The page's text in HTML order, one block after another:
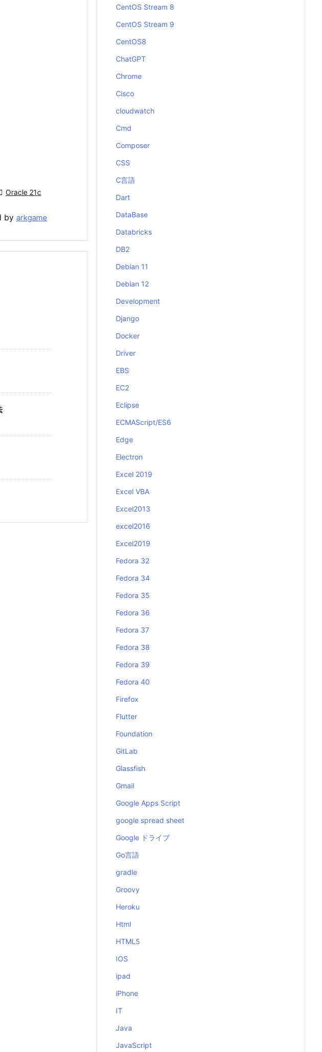
Oracle 21c
by arkgame
CentOS Stream 8
CentOS Stream 9
CentOS8
ChatGPT
Chrome
Cisco
cloudwatch
Cmd
Composer
CSS
C言語
Dart
DataBase
Databricks
DB2
Debian 11
Debian 12
Development
Django
Docker
Driver
EBS
EC2
Eclipse
ECMAScript/ES6
Edge
Electron
Excel 2019
Excel VBA
Excel2013
excel2016
Excel2019
Fedora 32
Fedora 34
Fedora 35
Fedora 36
Fedora 37
Fedora 38
Fedora 39
Fedora 40
Firefox
Flutter
Foundation
GitLab
Glassfish
Gmail
Google Apps Script
google spread sheet
Google ドライブ
Go言語
gradle
Groovy
Heroku
Html
HTML5
IOS
ipad
iPhone
IT
Java
JavaScript